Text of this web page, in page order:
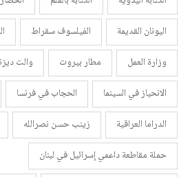
اليونان القديمة
الفيلسوف سقراط
وزارة العمل
مطار بيروت والت
الانحياز في السينما
الحجاب في فرنسا
الدراما العراقية
زينب حسن نصرالله
حملة مقاطعة داعمي إسرائيل في لبنان